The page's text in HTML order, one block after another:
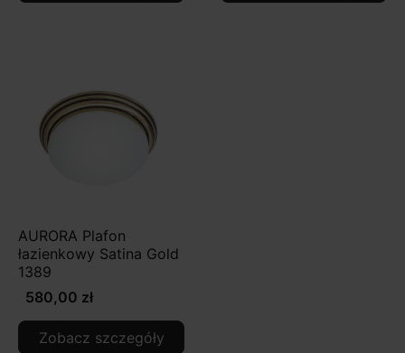
AURORA Plafon
łazienkowy Satina Gold
1389
580,00 zł
Zobacz szczegóły